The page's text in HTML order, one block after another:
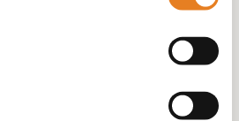
! (gratis bezorgd)